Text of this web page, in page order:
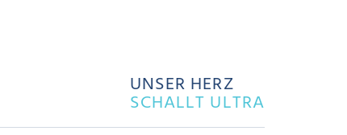
UNSER HERZ
SCHALLT ULTRA